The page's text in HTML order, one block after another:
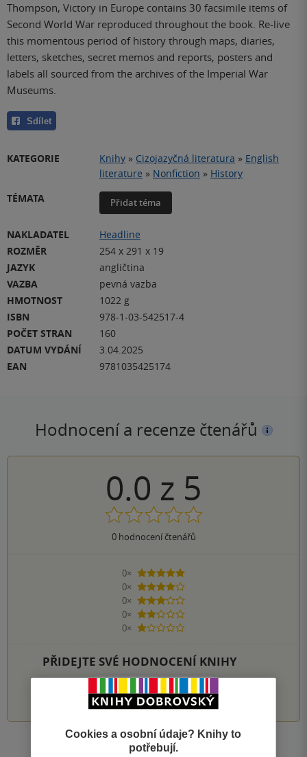
Thompson, Victory in Europe contains 30 facsimile items of
Second World War reproduced throughout the book. Re-live
this momentous period of history through maps, diaries,
letters, sketches, secret memos and reports, posters and
labels all sourced from the archives of the Imperial War
Museums.
Sdílet
KATEGORIE Knihy » Cizojazyčná literatura » English
literature » Nonfiction » History
TÉMATA
Přidat téma
NAKLADATEL
Headline
ROZMĚR
254 x 291 x 19
JAZYK
angličtina
VAZBA
pevná vazba
HMOTNOST
1022 g
ISBN
978-1-03-542517-4
POČET STRAN
160
DATUM VYDÁNÍ
3.04.2025
EAN
9781035425174
Hodnocení a recenze čtenářů
0.0 z 5
0hodnocení čtenářů
0×
5 hvězdiček
0×
4 hvězdičky
0×
3 hvězdičky
0×
2 hvězdičky
0×
1 hvezdička
PŘIDEJTE SVÉ HODNOCENÍ KNIHY
1 2 3 4 5
Zobrazit všechna hodnocení
Cookies a osobní údaje? Knihy to
potřebují.